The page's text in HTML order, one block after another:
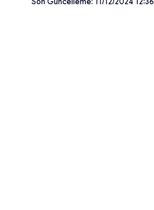
Son Güncelleme: 11/12/2024 12:36